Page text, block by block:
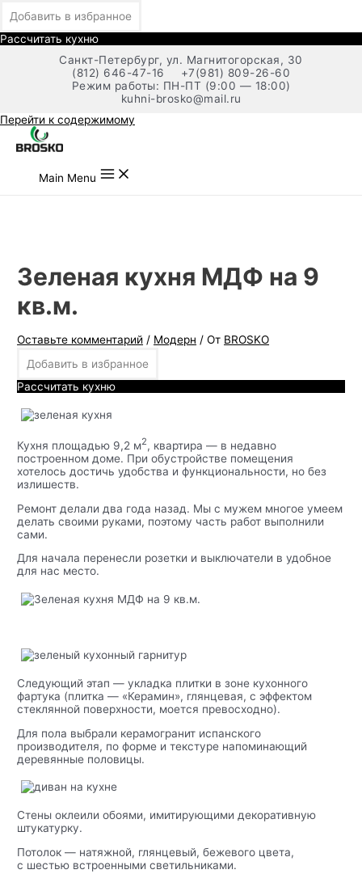
Добавить в избранное
Рассчитать кухню
Санкт-Петербург, ул. Магнитогорская, 30
(812) 646-47-16
+7(981) 809-26-60
Режим работы: ПН-ПТ (9:00 — 18:00)
kuhni-brosko@mail.ru
Перейти к содержимому
Main Menu
Зеленая кухня МДФ на 9
кв.м.
Оставьте комментарий / Модерн / От BROSKO
Добавить в избранное
Рассчитать кухню
Кухня площадью 9,2 м2, квартира — в недавно
построенном доме. При обустройстве помещения
хотелось достичь удобства и функциональности, но без
излишеств.
Ремонт делали два года назад. Мы с мужем многое умеем
делать своими руками, поэтому часть работ выполнили
сами.
Для начала перенесли розетки и выключатели в удобное
для нас место.
Следующий этап — укладка плитки в зоне кухонного
фартука (плитка — «Керамин», глянцевая, с эффектом
стеклянной поверхности, моется превосходно).
Для пола выбрали керамогранит испанского
производителя, по форме и текстуре напоминающий
деревянные половицы.
Стены оклеили обоями, имитирующими декоративную
штукатурку.
Потолок — натяжной, глянцевый, бежевого цвета,
с шестью встроенными светильниками.